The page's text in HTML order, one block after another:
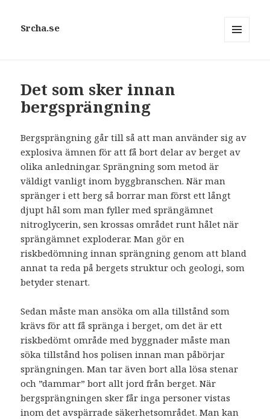
Srcha.se
Det som sker innan
bergsprängning
Bergsprängning går till så att man använder sig av
explosiva ämnen för att få bort delar av berget av
olika anledningar. Sprängning som metod är
väldigt vanligt inom byggbranschen. När man
spränger i ett berg så borrar man först ett långt
djupt hål som man fyller med sprängämnet
nitroglycerin, sen krossas området runt hålet när
sprängämnet exploderar. Man gör en
riskbedömning innan sprängning genom att bland
annat ta reda på bergets struktur och geologi, som
betyder stenart.
Sedan måste man ansöka om alla tillstånd som
krävs för att få spränga i berget, om det är ett
riskbedömt område med byggnader måste man
söka tillstånd hos polisen innan man påbörjar
sprängningen. Man tar även bort alla lösa stenar
och ”dammar” bort allt jord från berget. När
bergsprängningen sker får inga personer vistas
inom det avspärrade säkerhetsområdet. Man kan